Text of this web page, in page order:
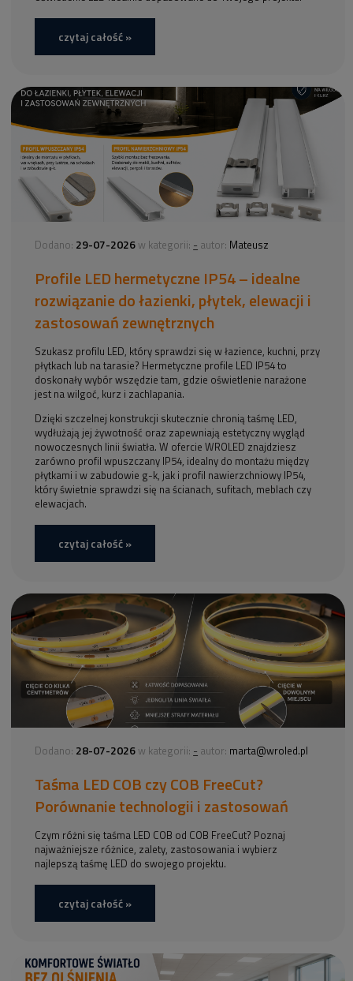
czytaj całość »
Dodano: 29-07-2026 w kategorii: - autor: Mateusz
Profile LED hermetyczne IP54 – idealne
rozwiązanie do łazienki, płytek, elewacji i
zastosowań zewnętrznych
Szukasz profilu LED, który sprawdzi się w łazience, kuchni, przy
płytkach lub na tarasie? Hermetyczne profile LED IP54 to
doskonały wybór wszędzie tam, gdzie oświetlenie narażone
jest na wilgoć, kurz i zachlapania.
Dzięki szczelnej konstrukcji skutecznie chronią taśmę LED,
wydłużają jej żywotność oraz zapewniają estetyczny wygląd
nowoczesnych linii światła. W ofercie WROLED znajdziesz
zarówno profil wpuszczany IP54, idealny do montażu między
płytkami i w zabudowie g-k, jak i profil nawierzchniowy IP54,
który świetnie sprawdzi się na ścianach, sufitach, meblach czy
elewacjach.
czytaj całość »
Dodano: 28-07-2026 w kategorii: - autor: marta@wroled.pl
Taśma LED COB czy COB FreeCut?
Porównanie technologii i zastosowań
Czym różni się taśma LED COB od COB FreeCut? Poznaj
najważniejsze różnice, zalety, zastosowania i wybierz
najlepszą taśmę LED do swojego projektu.
czytaj całość »